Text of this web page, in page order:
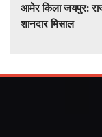
आमेर किला जयपुर:
शानदार मिसाल